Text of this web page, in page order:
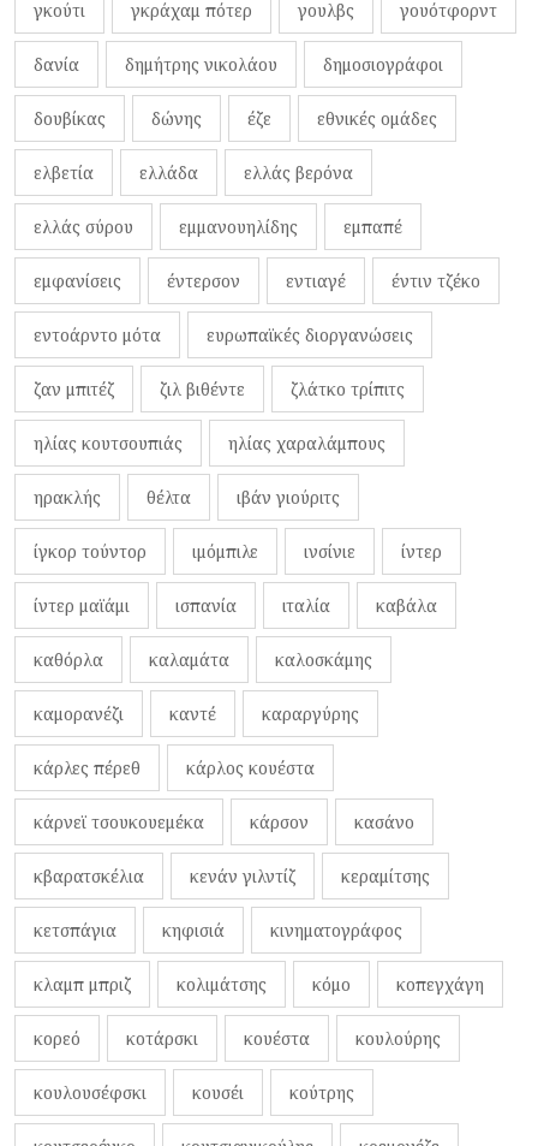
γκούτι γκράχαμ πότερ γουλβς γουότφορντ
δανία δημήτρης νικολάου δημοσιογράφοι
δουβίκας δώνης έζε εθνικές ομάδες
ελβετία ελλάδα ελλάς βερόνα
ελλάς σύρου εμμανουηλίδης εμπαπέ
εμφανίσεις έντερσον εντιαγέ έντιν τζέκο
εντοάρντο μότα ευρωπαϊκές διοργανώσεις
ζαν μπιτέζ ζιλ βιθέντε ζλάτκο τρίπιτς
ηλίας κουτσουπιάς ηλίας χαραλάμπους
ηρακλής θέλτα ιβάν γιούριτς
ίγκορ τούντορ ιμόμπιλε ινσίνιε ίντερ
ίντερ μαϊάμι ισπανία ιταλία καβάλα
καθόρλα καλαμάτα καλοσκάμης
καμορανέζι καντέ καραργύρης
κάρλες πέρεθ κάρλος κουέστα
κάρνεϊ τσουκουεμέκα κάρσον κασάνο
κβαρατσκέλια κενάν γιλντίζ κεραμίτσης
κετσπάγια κηφισιά κινηματογράφος
κλαμπ μπριζ κολιμάτσης κόμο κοπεγχάγη
κορεό κοτάρσκι κουέστα κουλούρης
κουλουσέφσκι κουσέι κούτρης